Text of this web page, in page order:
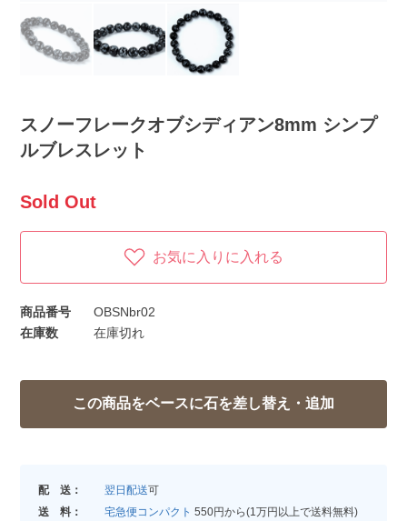
スノーフレークオブシディアン8mm シンプ
ルブレスレット
Sold Out
お気に入りに入れる
商品番号
OBSNbr02
在庫数
在庫切れ
配 送： 翌日配送可
送 料：
宅急便コンパクト 550円から(1万円以上で送料無料)